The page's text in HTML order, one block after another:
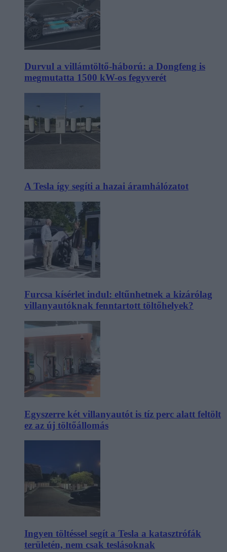
Durvul a villámtöltő-háború: a Dongfeng is
megmutatta 1500 kW-os fegyverét
A Tesla így segíti a hazai áramhálózatot
Furcsa kísérlet indul: eltűnhetnek a kizárólag
villanyautóknak fenntartott töltőhelyek?
Egyszerre két villanyautót is tíz perc alatt feltölt
ez az új töltőállomás
Ingyen töltéssel segít a Tesla a katasztrófák
területén, nem csak teslásoknak